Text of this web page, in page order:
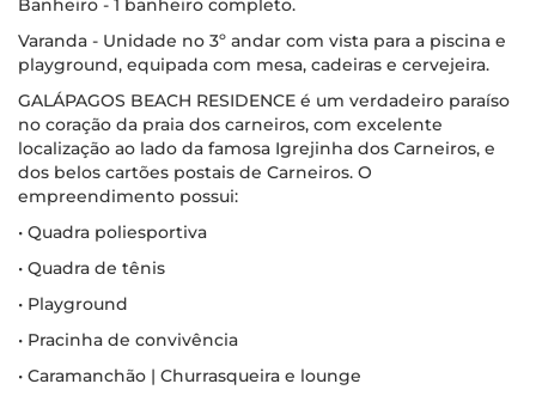
Banheiro - 1 banheiro completo.
Varanda - Unidade no 3º andar com vista para a piscina e
playground, equipada com mesa, cadeiras e cervejeira.
GALÁPAGOS BEACH RESIDENCE é um verdadeiro paraíso
no coração da praia dos carneiros, com excelente
localização ao lado da famosa Igrejinha dos Carneiros, e
dos belos cartões postais de Carneiros. O
empreendimento possui:
• Quadra poliesportiva
• Quadra de tênis
• Playground
• Pracinha de convivência
• Caramanchão | Churrasqueira e lounge